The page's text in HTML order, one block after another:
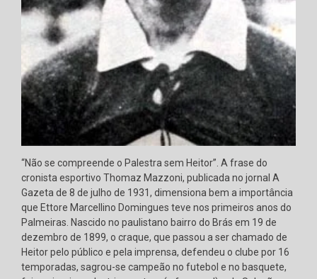
“Não se compreende o Palestra sem Heitor”. A frase do
cronista esportivo Thomaz Mazzoni, publicada no jornal A
Gazeta de 8 de julho de 1931, dimensiona bem a importância
que Ettore Marcellino Domingues teve nos primeiros anos do
Palmeiras. Nascido no paulistano bairro do Brás em 19 de
dezembro de 1899, o craque, que passou a ser chamado de
Heitor pelo público e pela imprensa, defendeu o clube por 16
temporadas, sagrou-se campeão no futebol e no basquete,